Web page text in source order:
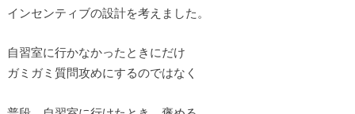
インセンティブの設計を考えました。
自習室に行かなかったときにだけ
ガミガミ質問攻めにするのではなく